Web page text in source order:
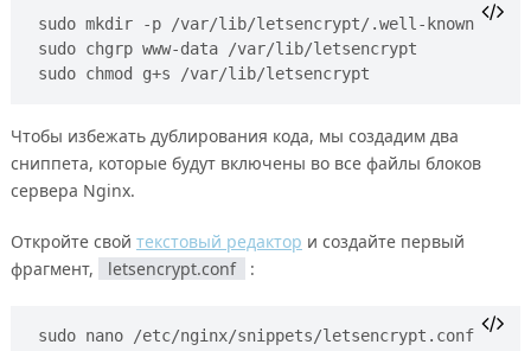
sudo mkdir -p /var/lib/letsencrypt/.well-known
sudo chgrp www-data /var/lib/letsencrypt
sudo chmod g+s /var/lib/letsencrypt
Чтобы избежать дублирования кода, мы создадим два
сниппета, которые будут включены во все файлы блоков
сервера Nginx.
Откройте свой текстовый редактор и создайте первый
фрагмент,
letsencrypt.conf :
sudo nano /etc/nginx/snippets/letsencrypt.conf